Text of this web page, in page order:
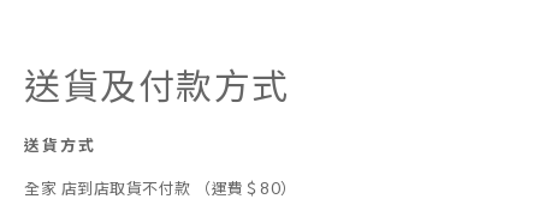
送貨及付款方式
送貨方式
全家 店到店取貨不付款 （運費＄80）